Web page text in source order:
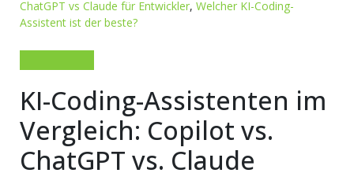
ChatGPT vs Claude für Entwickler, Welcher KI-Coding-
Assistent ist der beste?
KI-Coding-Assistenten im
Vergleich: Copilot vs.
ChatGPT vs. Claude